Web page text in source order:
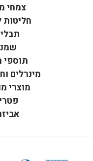
צמחי
תוספי
מינרלים
מוצרי